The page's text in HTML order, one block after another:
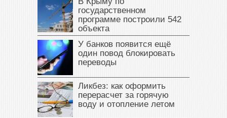
государственном
программе построили 542
объекта
У банков появится ещё
один повод блокировать
переводы
Ликбез: как оформить
перерасчет за горячую
воду и отопление летом